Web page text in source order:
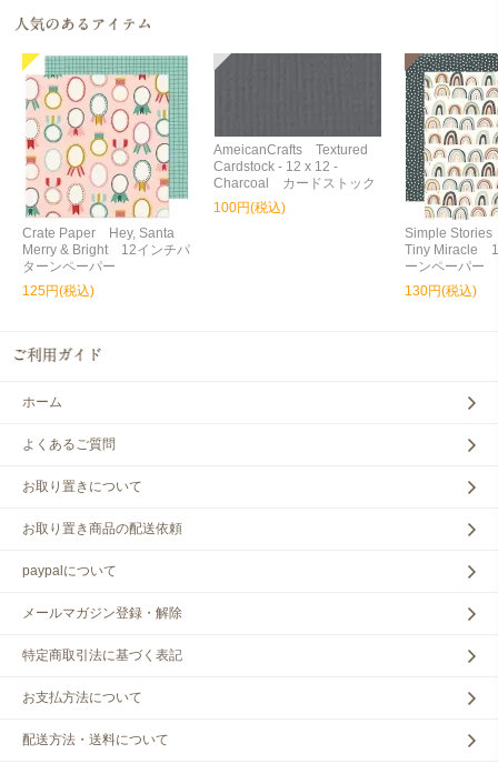
Crate Paper Hey, Santa
Merry & Bright 12インチパ
ターンペーパー
125円(税込)
AmeicanCrafts Textured
Cardstock - 12 x 12 -
Charcoal カードストック
100円(税込)
Simple
Tiny Miracle
ーンペーパー
130円(税込)
ホーム
よくあるご質問
お取り置きについて
お取り置き商品の配送依頼
paypalについて
メールマガジン登録・解除
特定商取引法に基づく表記
お支払方法について
配送方法・送料について